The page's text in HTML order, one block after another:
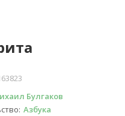
Булгаков
Азбука